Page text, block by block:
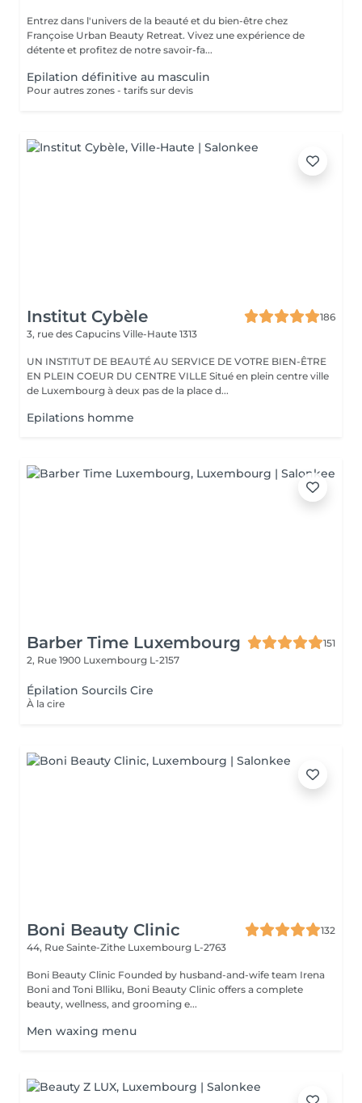
Entrez dans l'univers de la beauté et du bien-être chez
Françoise Urban Beauty Retreat. Vivez une expérience de
détente et profitez de notre savoir-fa...
Epilation définitive au masculin
Pour autres zones - tarifs sur devis
Institut Cybèle
186
3, rue des Capucins Ville-Haute 1313
UN INSTITUT DE BEAUTÉ AU SERVICE DE VOTRE BIEN-ÊTRE
EN PLEIN COEUR DU CENTRE VILLE Situé en plein centre ville
de Luxembourg à deux pas de la place d...
Epilations homme
Barber Time Luxembourg
151
2, Rue 1900 Luxembourg L-2157
Épilation Sourcils Cire
À la cire
Boni Beauty Clinic
132
44, Rue Sainte-Zithe Luxembourg L-2763
Boni Beauty Clinic Founded by husband-and-wife team Irena
Boni and Toni Blliku, Boni Beauty Clinic offers a complete
beauty, wellness, and grooming e...
Men waxing menu